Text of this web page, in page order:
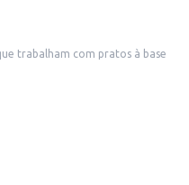
trabalham com pratos à base